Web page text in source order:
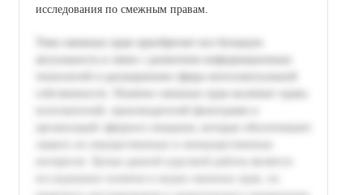
исследования по смежным правам.